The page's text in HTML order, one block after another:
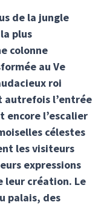
de la jungle
plus
colonne
au Ve
roi
autrefois l’entrée
encore l’escalier
célestes
les visiteurs
expressions
leur création. Le
palais, des